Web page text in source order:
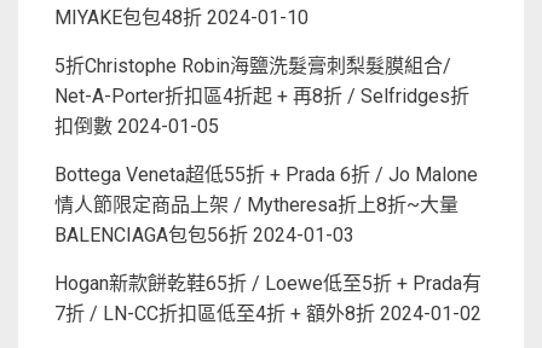
MIYAKE包包48折 2024-01-10
5折Christophe Robin海鹽洗髮膏刺梨髮膜組合/
Net-A-Porter折扣區4折起 + 再8折 / Selfridges折
扣倒數 2024-01-05
Bottega Veneta超低55折 + Prada 6折 / Jo Malone
情人節限定商品上架 / Mytheresa折上8折~大量
BALENCIAGA包包56折 2024-01-03
Hogan新款餅乾鞋65折 / Loewe低至5折 + Prada有
7折 / LN-CC折扣區低至4折 + 額外8折 2024-01-02